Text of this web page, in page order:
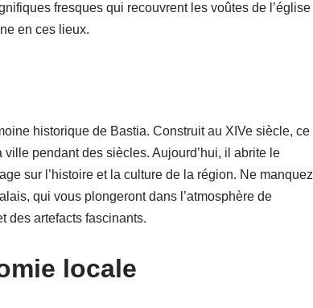
fresques qui recouvrent les voûtes de l’église
en ces lieux.
historique de Bastia. Construit au XIVe siècle, ce
pendant des siècles. Aujourd’hui, il abrite le
sur l’histoire et la culture de la région. Ne manquez
qui vous plongeront dans l’atmosphère de
des artefacts fascinants.
locale